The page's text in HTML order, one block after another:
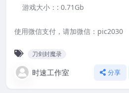
游戏大小：: 0.71Gb
使用微信支付，请加微信：pic2030
刀剑封魔录
时速工作室 分享